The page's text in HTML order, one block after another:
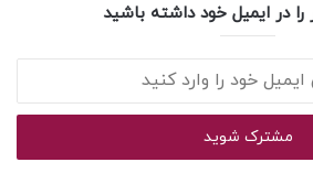
را در ایمیل خود داشته باشید